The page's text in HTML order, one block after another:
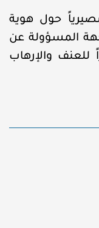
حول هوية
المسؤولة عن
للعنف والإرهاب